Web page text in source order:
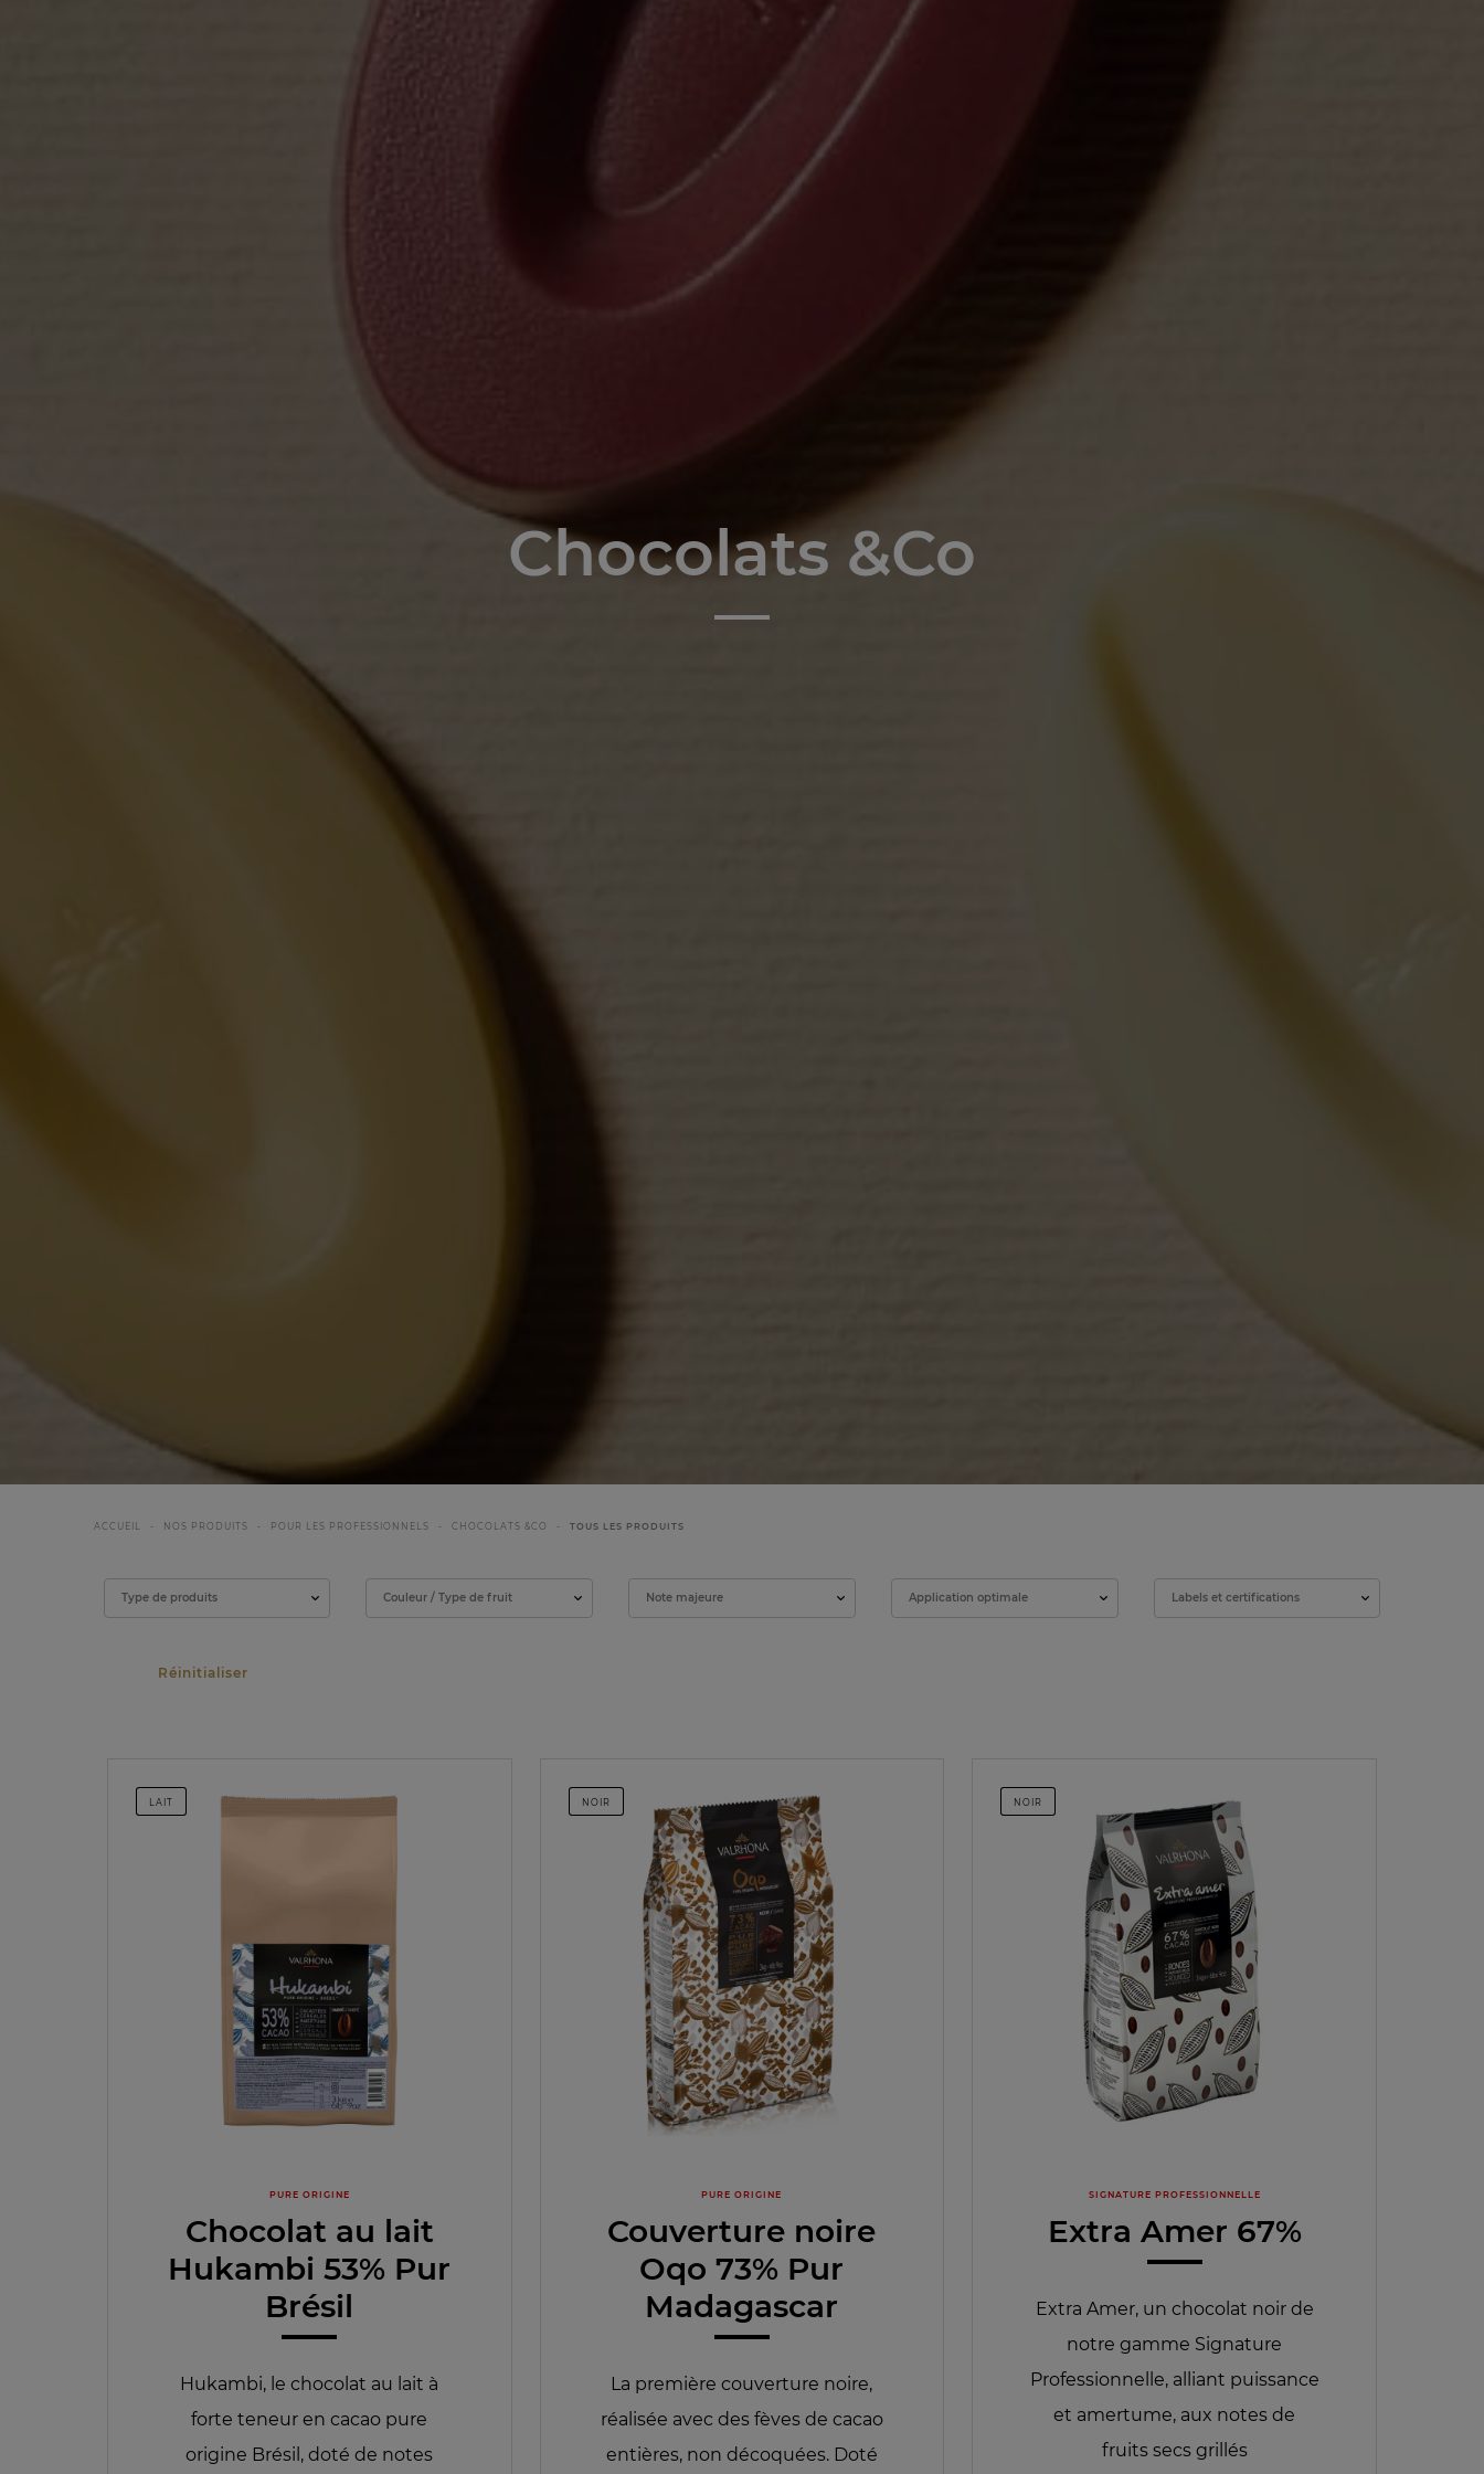
Chocolats &Co
ACCUEIL NOS PRODUITS POUR LES PROFESSIONNELS CHOCOLATS &CO TOUS LES PRODUITS
Type de produits Couleur / Type de fruit Note majeure Application optimale Labels et certifications
Filtrer
LAIT
PURE ORIGINE
Chocolat au lait
Hukambi 53% Pur
Brésil
Hukambi, le chocolat au lait à
forte teneur en cacao pure
origine Brésil, doté de notes
NOIR
PURE ORIGINE
Couverture noire
Oqo 73% Pur
Madagascar
La première couverture noire,
réalisée avec des fèves de cacao
entières, non décoquées. Doté
NOIR
SIGNATURE PROFESSIONNELLE
Extra Amer 67%
Extra Amer, un chocolat noir de
notre gamme Signature
Professionnelle, alliant puissance
et amertume, aux notes de
fruits secs grillés